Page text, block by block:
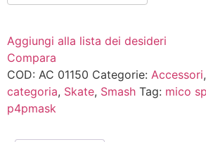
Aggiungi alla lista dei desideri
Compara
COD: AC 01150 Categorie: Accessori,
categoria, Skate, Smash Tag: mico
p4pmask